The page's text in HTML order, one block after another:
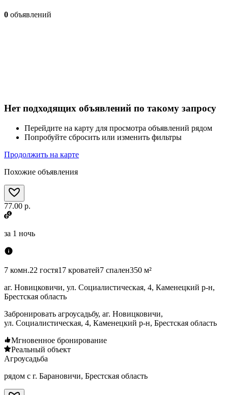
0 объявлений
Нет подходящих объявлений по такому запросу
Перейдите на карту для просмотра объявлений рядом
Попробуйте сбросить или изменить фильтры
Продолжить на карте
Похожие объявления
77.00 р.
за 1 ночь
7 комн.22 гостя17 кроватей7 спален350 м²
аг. Новицковичи, ул. Социалистическая, 4, Каменецкий р-н,
Брестская область
Забронировать агроусадьбу, аг. Новицковичи,
ул. Социалистическая, 4, Каменецкий р-н, Брестская область
Мгновенное бронирование
Реальный объект
Агроусадьба
рядом с г. Барановичи, Брестская область